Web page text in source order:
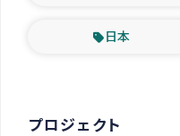
日本
プロジェクト